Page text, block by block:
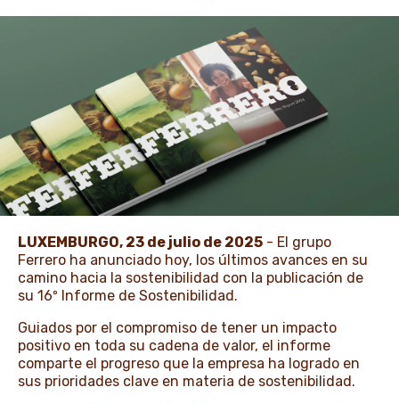
NEWS & STORIES
LUXEMBURGO, 23 de julio de 2025 - El grupo
Ferrero ha anunciado hoy, los últimos avances en su
camino hacia la sostenibilidad con la publicación de
su 16º Informe de Sostenibilidad.
Guiados por el compromiso de tener un impacto
positivo en toda su cadena de valor, el informe
comparte el progreso que la empresa ha logrado en
sus prioridades clave en materia de sostenibilidad.